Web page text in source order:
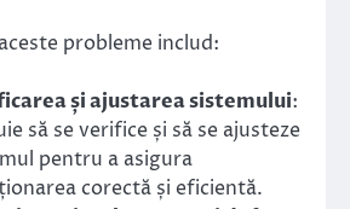
probleme includ:
și ajustarea sistemului:
să se verifice și să se ajusteze
pentru a asigura
corectă și eficientă.